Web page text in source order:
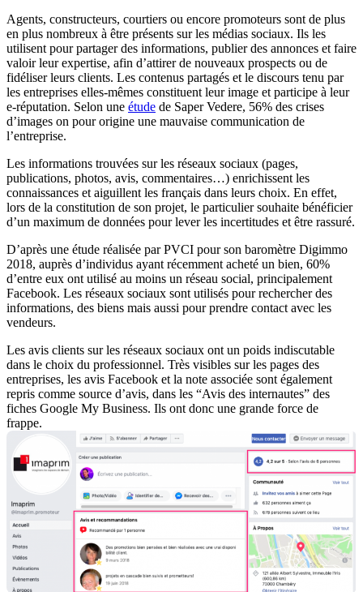
Agents, constructeurs, courtiers ou encore promoteurs sont de plus
en plus nombreux à être présents sur les médias sociaux. Ils les
utilisent pour partager des informations, publier des annonces et faire
valoir leur expertise, afin d’attirer de nouveaux prospects ou de
fidéliser leurs clients. Les contenus partagés et le discours tenu par
les entreprises elles-mêmes constituent leur image et participe à leur
e-réputation. Selon une étude de Saper Vedere, 56% des crises
d’images on pour origine une mauvaise communication de
l’entreprise.
Les informations trouvées sur les réseaux sociaux (pages,
publications, photos, avis, commentaires…) enrichissent les
connaissances et aiguillent les français dans leurs choix. En effet,
lors de la constitution de son projet, le particulier souhaite bénéficier
d’un maximum de données pour lever les incertitudes et être rassuré.
D’après une étude réalisée par PVCI pour son baromètre Digimmo
2018, auprès d’individus ayant récemment acheté un bien, 60%
d’entre eux ont utilisé au moins un réseau social, principalement
Facebook. Les réseaux sociaux sont utilisés pour rechercher des
informations, des biens mais aussi pour prendre contact avec les
vendeurs.
Les avis clients sur les réseaux sociaux ont un poids indiscutable
dans le choix du professionnel. Très visibles sur les pages des
entreprises, les avis Facebook et la note associée sont également
repris comme source d’avis, dans les “Avis des internautes” des
fiches Google My Business. Ils ont donc une grande force de
frappe.